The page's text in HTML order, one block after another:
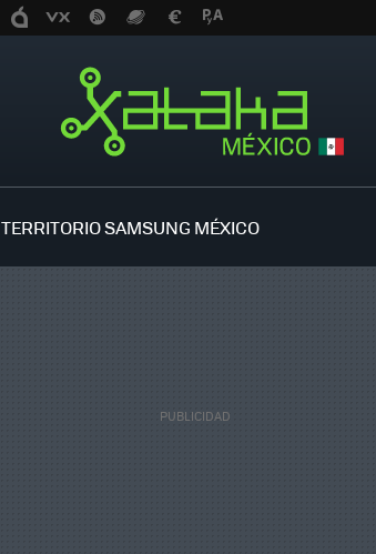
TERRITORIO SAMSUNG MÉXICO